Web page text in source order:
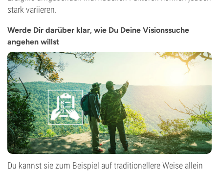
stark variieren.
Werde Dir darüber klar, wie Du Deine Visionssuche
angehen willst
Du kannst sie zum Beispiel auf traditionellere Weise allein